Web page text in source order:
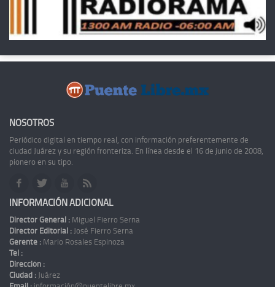
NOSOTROS
Periódico digital en tiempo real, con información preferentemente de
ciudad Juárez y su región fronteriza. En línea desde el 16 de junio de 2008,
pionero en su tipo.
INFORMACIÓN ADICIONAL
Director General : Miguel Fierro Serna
Director Editorial : José Fierro Serna
Gerente : Mario Rosales Espinoza
Tel :
Dirección :
Ciudad : Juárez